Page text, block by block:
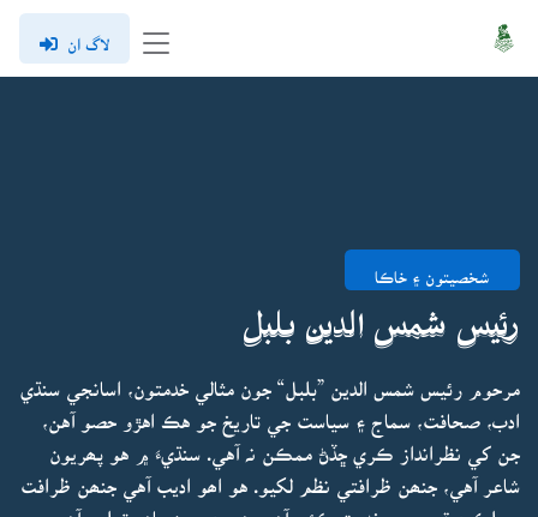
لاگ ان
شخصيتون ۽ خاڪا
رئيس شمس الدين بلبل
مرحوم رئيس شمس الدين ”بلبل“ جون مثالي خدمتون، اسانجي سنڌي
ادب، صحافت، سماج ۽ سياست جي تاريخ جو هڪ اهڙو حصو آهن،
جن کي نظرانداز ڪري ڇڏڻ ممڪن نہ آهي. سنڌيءَ ۾ هو پھريون
شاعر آهي، جنھن ظرافتي نظم لکيو. هو اھو اديب آهي جنھن ظرافت
۾ملڪ ۽ قوم جي خدمت ڪئي آهي. هو پهريون ماهر تعليم آهي،